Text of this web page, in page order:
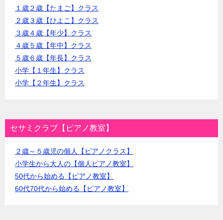
１歳２歳【たまご】クラス
２歳３歳【ひよこ】クラス
３歳４歳【年少】クラス
４歳５歳【年中】クラス
５歳６歳【年長】クラス
小学【１年生】クラス
小学【２年生】クラス
セサミクラブ【ピアノ教室】
２歳～５歳児の個人【ピアノクラス】
小学生から大人の【個人ピアノ教室】
50代から始める【ピアノ教室】
60代70代から始める【ピアノ教室】